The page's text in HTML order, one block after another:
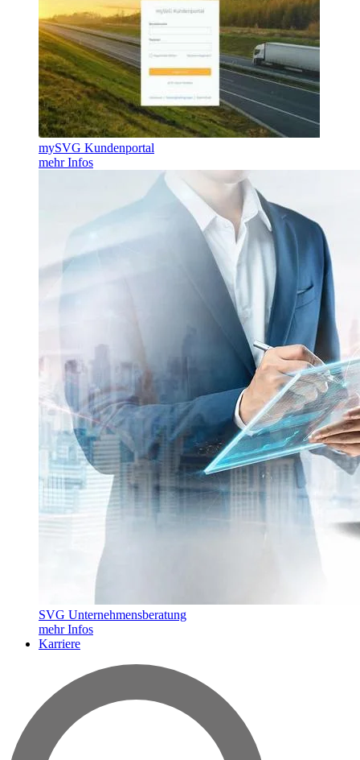
mySVG Kundenportal
mehr Infos
SVG Unternehmensberatung
mehr Infos
Karriere